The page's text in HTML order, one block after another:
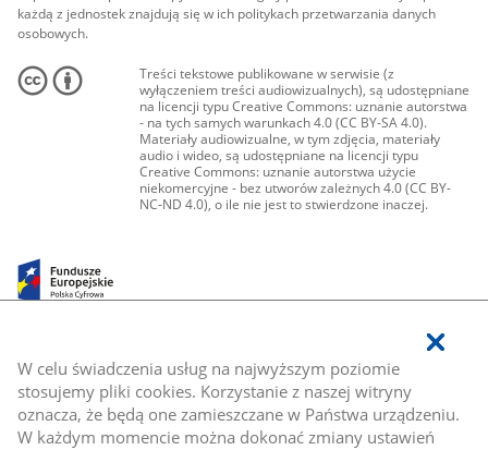
W celu świadczenia usług na najwyższym poziomie
stosujemy pliki cookies. Korzystanie z naszej witryny
oznacza, że będą one zamieszczane w Państwa urządzeniu.
W każdym momencie można dokonać zmiany ustawień
każdą z jednostek znajdują się w ich politykach przetwarzania danych
osobowych.
Treści tekstowe publikowane w serwisie (z
wyłączeniem treści audiowizualnych), są udostępniane
na licencji typu Creative Commons: uznanie autorstwa
- na tych samych warunkach 4.0 (CC BY-SA 4.0).
Materiały audiowizualne, w tym zdjęcia, materiały
audio i wideo, są udostępniane na licencji typu
Creative Commons: uznanie autorstwa użycie
niekomercyjne - bez utworów zależnych 4.0 (CC BY-
NC-ND 4.0), o ile nie jest to stwierdzone inaczej.